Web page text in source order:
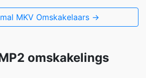
MKV Omskakelaars →
omskakelings